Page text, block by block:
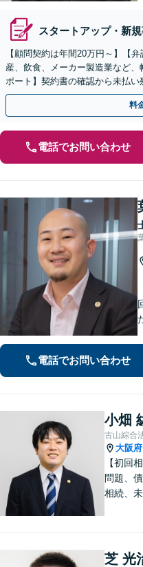
スタートアップ・新
【顧問契約は年間20万円～】【
産、飲食、メーカー製造業など
ポート】契約書の確認から未払い
お任せください【初回面談無料】
料
電話でお問い合わせ
電話でお問い合わせ
小畑
古山綜合
大阪府
【初回
問題、
相続、
めのお
芝 光